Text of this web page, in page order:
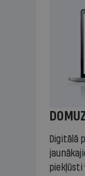
Digitālā
piekļūsti